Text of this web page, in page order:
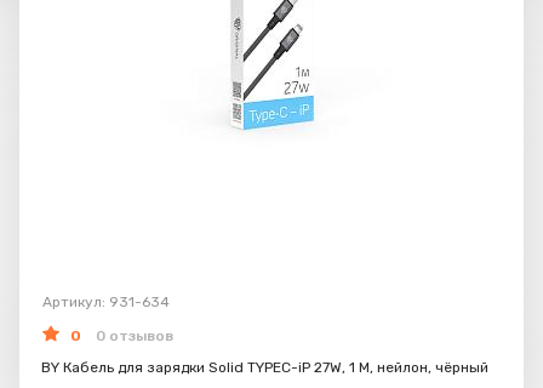
Артикул: 931-634
0
0 отзывов
BY Кабель для зарядки Solid TYPEC-iP 27W, 1 M, нейлон, чёрный